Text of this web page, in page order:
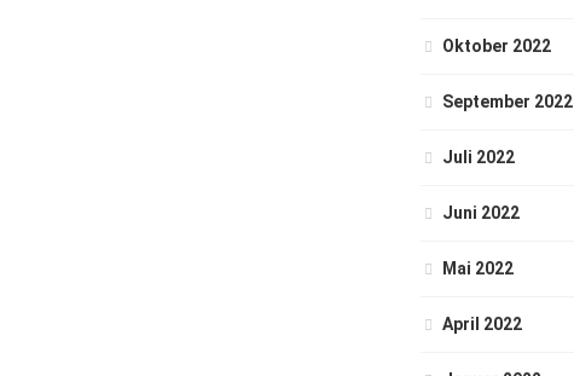
Oktober 2022
September 2022
Juli 2022
Juni 2022
Mai 2022
April 2022